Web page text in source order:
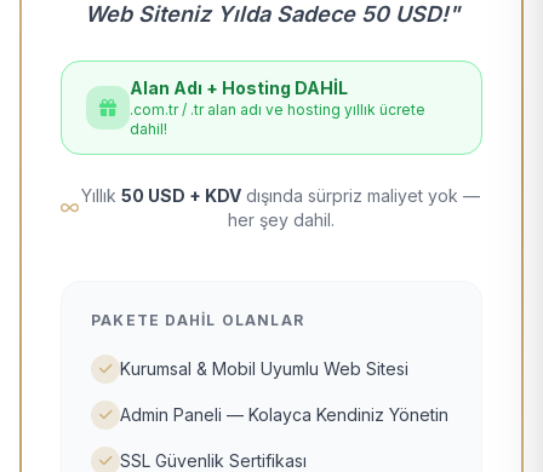
Web Siteniz Yılda Sadece 50 USD!"
Alan Adı + Hosting DAHİL
.com.tr / .tr alan adı ve hosting yıllık ücrete
dahil!
Yıllık 50 USD + KDV dışında sürpriz maliyet yok —
her şey dahil.
PAKETE DAHIL OLANLAR
Kurumsal & Mobil Uyumlu Web Sitesi
Admin Paneli — Kolayca Kendiniz Yönetin
SSL Güvenlik Sertifikası